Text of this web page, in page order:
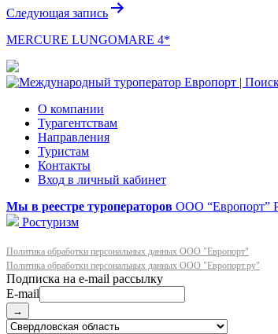
Следующая запись
MERCURE LUNGOMARE 4*
О компании
Турагентствам
Направления
Туристам
Контакты
Вход в личный кабинет
Мы в реестре туроператоров ООО “Европорт”
Ростуризм
Политика обработки персональных данных ООО "Европорт"
Политика обработки персональных данных ООО "Европорт.ру"
E-mail
→